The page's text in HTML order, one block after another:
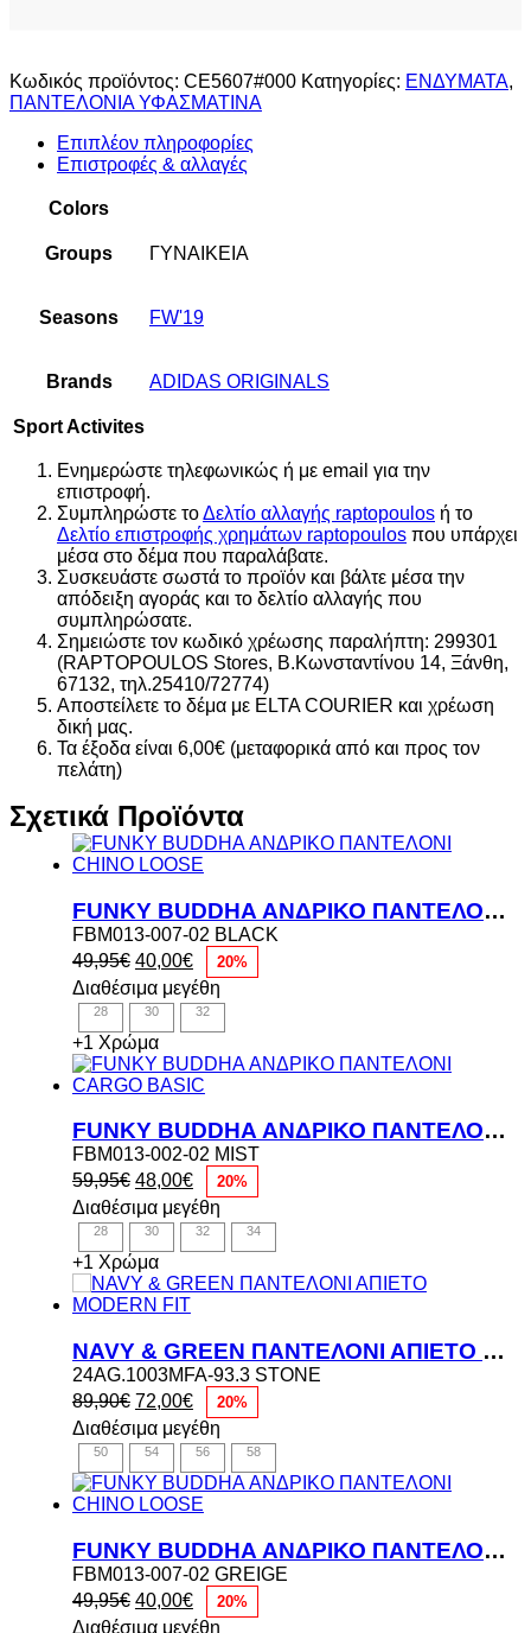
Κωδικός προϊόντος: CE5607#000 Κατηγορίες: ΕΝΔΥΜΑΤΑ,
ΠΑΝΤΕΛΟΝΙΑ ΥΦΑΣΜΑΤΙΝΑ
Επιπλέον πληροφορίες
Επιστροφές & αλλαγές
Colors
Groups ΓΥΝΑΙΚΕΙΑ
Seasons FW'19
Brands ADIDAS ORIGINALS
Sport Activites
Ενημερώστε τηλεφωνικώς ή με email για την
επιστροφή.
Συμπληρώστε τοΔελτίο αλλαγής raptopoulos ή το
Δελτίο επιστροφής χρημάτων raptopoulos που υπάρχει
μέσα στο δέμα που παραλάβατε.
Συσκευάστε σωστά το προϊόν και βάλτε μέσα την
απόδειξη αγοράς και το δελτίο αλλαγής που
συμπληρώσατε.
Σημειώστε τον κωδικό χρέωσης παραλήπτη: 299301
(RAPTOPOULOS Stores, Β.Κωνσταντίνου 14, Ξάνθη,
67132, τηλ.25410/72774)
Αποστείλετε το δέμα με ELTA COURIER και χρέωση
δική μας.
Τα έξοδα είναι 6,00€ (μεταφορικά από και προς τον
πελάτη)
Σχετικά Προϊόντα
FUNKY BUDDHA ΑΝΔΡΙΚΟ ΠΑΝΤΕΛΟΝΙ CHINO LOOSE
FBM013-007-02 BLACK
49,95€ Original
price
was:
49,95€.
40,00€Η
τρέχουσα
τιμή
είναι:
20%
Διαθέσιμα μεγέθη
28 30 32
+1 Χρώμα
FUNKY BUDDHA ΑΝΔΡΙΚΟ ΠΑΝΤΕΛΟΝΙ CARGO BASIC
FBM013-002-02 MIST
59,95€ Original
price
was:
59,95€.
48,00€Η
τρέχουσα
τιμή
είναι:
20%
Διαθέσιμα μεγέθη
28 30 32 34
+1 Χρώμα
NAVY & GREEN ΠΑΝΤΕΛΟΝΙ ΑΠΙΕΤΟ MODERN FIT
24AG.1003MFA-93.3 STONE
89,90€ Original
price
was:
89,90€.
72,00€Η
τρέχουσα
τιμή
είναι:
72,00€.
20%
Διαθέσιμα μεγέθη
50 54 56 58
FUNKY BUDDHA ΑΝΔΡΙΚΟ ΠΑΝΤΕΛΟΝΙ CHINO LOOSE
FBM013-007-02 GREIGE
49,95€ Original
price
40,00€Η
τρέχουσα
20%
Διαθέσιμα μεγέθη